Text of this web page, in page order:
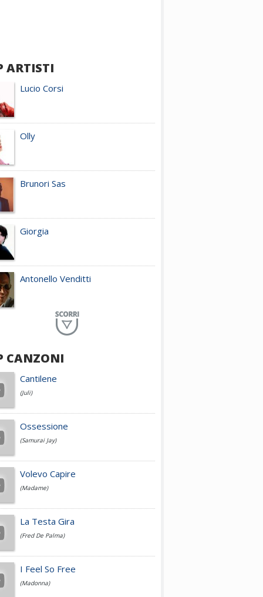
ARTISTI
Lucio Corsi
Olly
Brunori Sas
Giorgia
Antonello Venditti
Planet Funk
Achille Lauro
Cesare Cremonini
Jovanotti
Fedez
Simone Cristicchi
CANZONI
Cantilene
(Juli)
Ossessione
(Samurai Jay)
Volevo Capire
(Madame)
La Testa Gira
(Fred De Palma)
I Feel So Free
(Madonna)